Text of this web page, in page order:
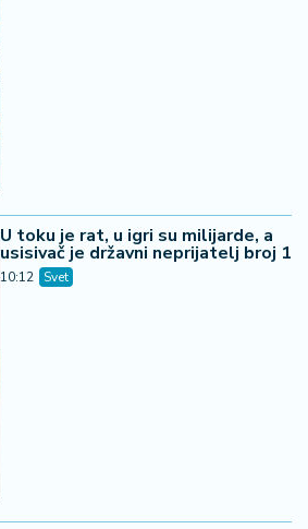
U toku je rat, u igri su milijarde, a
usisivač je državni neprijatelj broj 1
10:12 Svet